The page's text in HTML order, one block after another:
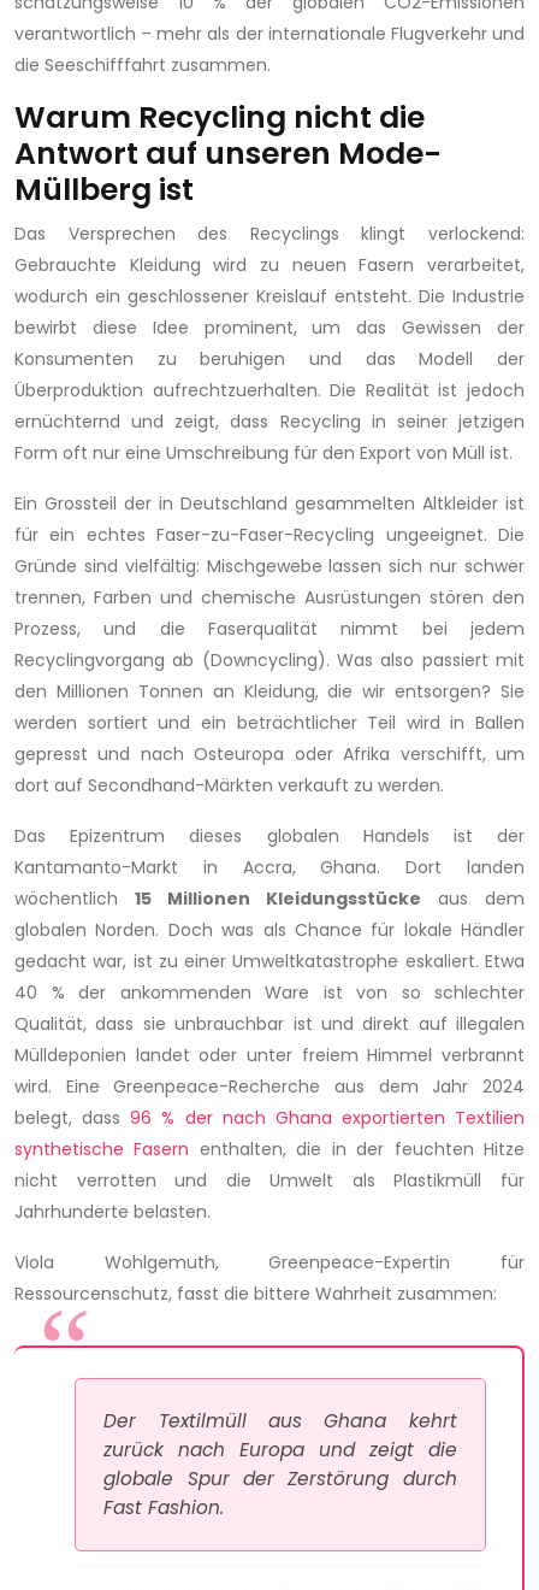
verantwortlich – mehr als der internationale Flugverkehr und
die Seeschifffahrt zusammen.
Warum Recycling nicht die
Antwort auf unseren Mode-
Müllberg ist
Das Versprechen des Recyclings klingt verlockend:
Gebrauchte Kleidung wird zu neuen Fasern verarbeitet,
wodurch ein geschlossener Kreislauf entsteht. Die Industrie
bewirbt diese Idee prominent, um das Gewissen der
Konsumenten zu beruhigen und das Modell der
Überproduktion aufrechtzuerhalten. Die Realität ist jedoch
ernüchternd und zeigt, dass Recycling in seiner jetzigen
Form oft nur eine Umschreibung für den Export von Müll ist.
Ein Grossteil der in Deutschland gesammelten Altkleider ist
für ein echtes Faser-zu-Faser-Recycling ungeeignet. Die
Gründe sind vielfältig: Mischgewebe lassen sich nur schwer
trennen, Farben und chemische Ausrüstungen stören den
Prozess, und die Faserqualität nimmt bei jedem
Recyclingvorgang ab (Downcycling). Was also passiert mit
den Millionen Tonnen an Kleidung, die wir entsorgen? Sie
werden sortiert und ein beträchtlicher Teil wird in Ballen
gepresst und nach Osteuropa oder Afrika verschifft, um
dort auf Secondhand-Märkten verkauft zu werden.
Das Epizentrum dieses globalen Handels ist der
Kantamanto-Markt in Accra, Ghana. Dort landen
wöchentlich 15 Millionen Kleidungsstücke aus dem
globalen Norden. Doch was als Chance für lokale Händler
gedacht war, ist zu einer Umweltkatastrophe eskaliert. Etwa
40 % der ankommenden Ware ist von so schlechter
Qualität, dass sie unbrauchbar ist und direkt auf illegalen
Mülldeponien landet oder unter freiem Himmel verbrannt
wird. Eine Greenpeace-Recherche aus dem Jahr 2024
belegt, dass96 % der nach Ghana exportierten Textilien
synthetische Fasern enthalten, die in der feuchten Hitze
nicht verrotten und die Umwelt als Plastikmüll für
Jahrhunderte belasten.
Viola Wohlgemuth, Greenpeace-Expertin für
Ressourcenschutz, fasst die bittere Wahrheit zusammen:
Der Textilmüll aus Ghana kehrt
zurück nach Europa und zeigt die
globale Spur der Zerstörung durch
Fast Fashion.